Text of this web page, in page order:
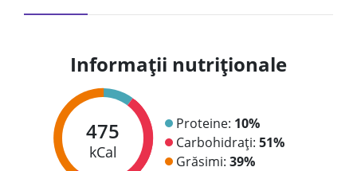
Informații nutriționale
475
kCal
Proteine: 10%
Carbohidrați: 51%
Grăsimi: 39%